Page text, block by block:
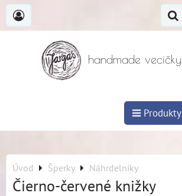
handmade vecičky
Produkty
Úvod Šperky Náhrdelníky
Čierno-červené knižky